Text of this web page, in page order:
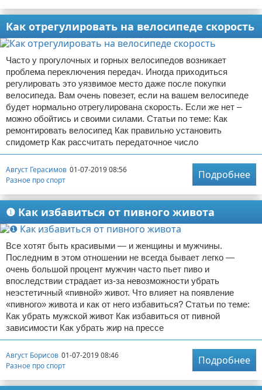
Как отрегулировать на велосипеде скорость
Часто у прогулочных и горных велосипедов возникает
проблема переключения передач. Иногда приходиться
регулировать это уязвимое место даже после покупки
велосипеда. Вам очень повезет, если на вашем велосипеде
будет нормально отрегулирована скорость. Если же нет –
можно обойтись и своими силами. Статьи по теме: Как
ремонтировать велосипед Как правильно установить
спидометр Как рассчитать передаточное число
Август Герасимов 01-07-2019 08:56
Разное про спорт
Подробнее
❶ Как избавиться от пивного живота
Все хотят быть красивыми — и женщины и мужчины.
Последним в этом отношении не всегда бывает легко —
очень большой процент мужчин часто пьет пиво и
впоследствии страдает из-за невозможности убрать
неэстетичный «пивной» живот. Что влияет на появление
«пивного» живота и как от него избавиться? Статьи по теме:
Как убрать мужской живот Как избавиться от пивной
зависимости Как убрать жир на прессе
Август Борисов 01-07-2019 08:46
Разное про спорт
Подробнее